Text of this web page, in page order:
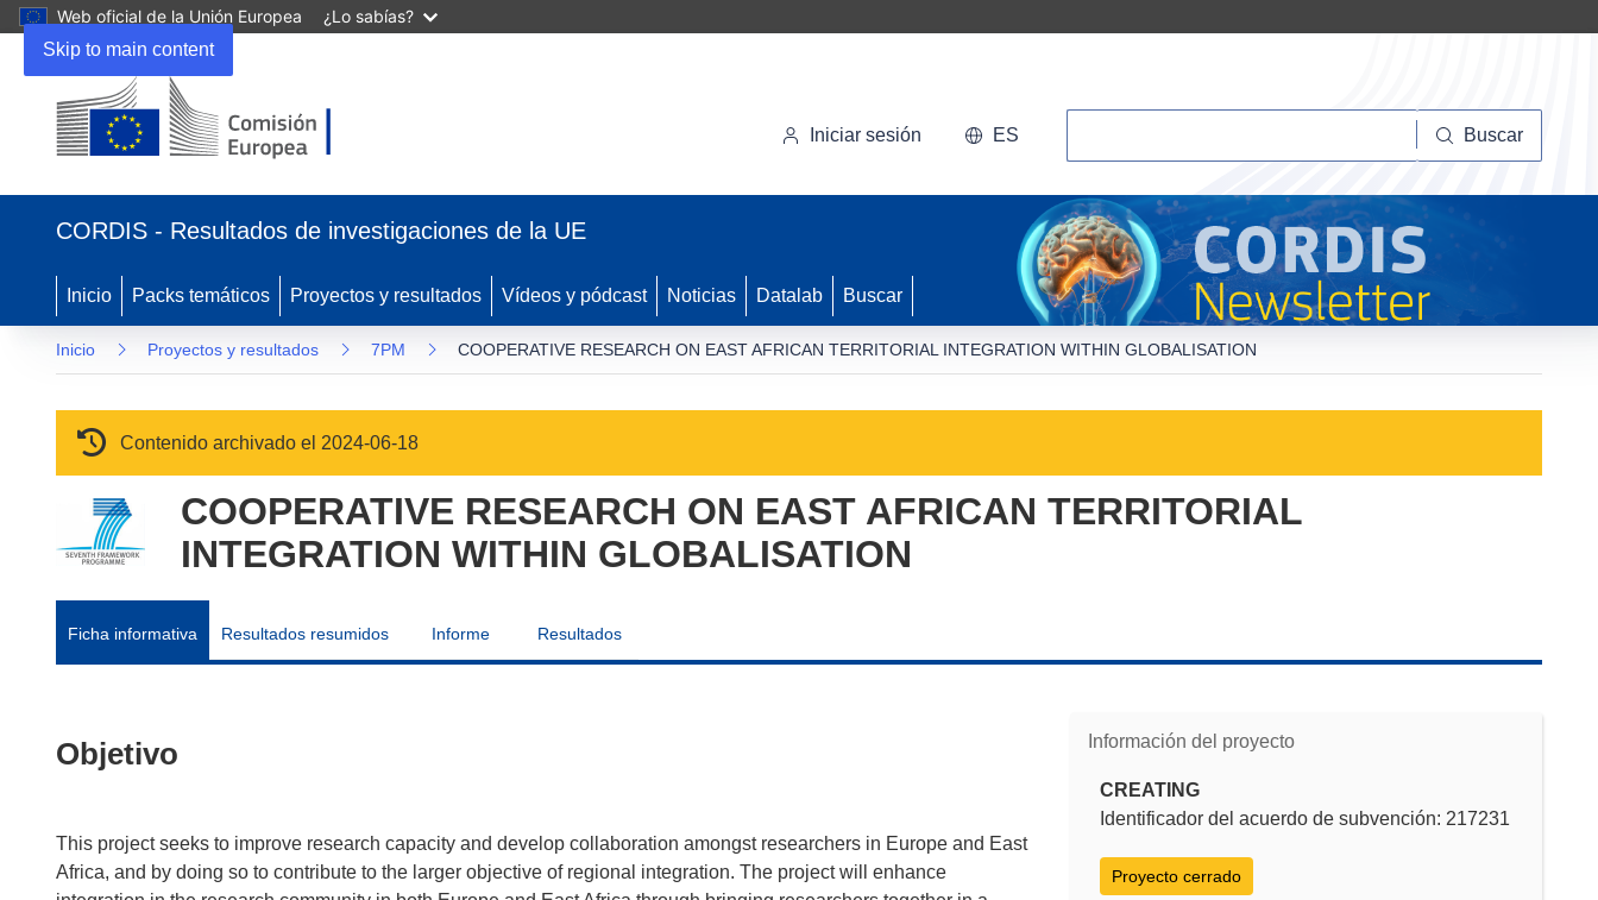
Skip to main content
Web oficial de la Unión Europea ¿Lo sabías?
Iniciar sesión ES Buscar
CORDIS - Resultados de investigaciones de la UE
Inicio Packs temáticos Proyectos y resultados Vídeos y pódcast Noticias Datalab Buscar
Inicio Proyectos y resultados 7PM COOPERATIVE RESEARCH ON EAST AFRICAN TERRITORIAL INTEGRATION WITHIN GLOBALISATION
Contenido archivado el 2024-06-18
COOPERATIVE RESEARCH ON EAST AFRICAN TERRITORIAL
INTEGRATION WITHIN GLOBALISATION
Ficha informativa Resultados resumidos Informe Resultados
Información del proyecto
CREATING
Identificador del acuerdo de subvención: 217231
Proyecto cerrado
Objetivo
This project seeks to improve research capacity and develop collaboration amongst researchers in Europe and East
Africa, and by doing so to contribute to the larger objective of regional integration. The project will enhance